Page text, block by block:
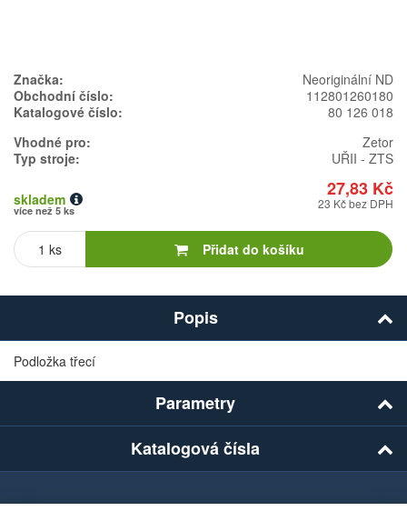
Značka:
Neoriginální ND
Obchodní číslo:
112801260180
Katalogové číslo:
80 126 018
Vhodné pro:
Zetor
Typ stroje:
UŘII - ZTS
27,83 Kč
skladem
více než 5 ks 23 Kč bez DPH
Počet
Přidat do košíku
Popis
Podložka třecí
Parametry
Katalogová čísla
Chcete dostávat lákavé nabídky přímo do své e-